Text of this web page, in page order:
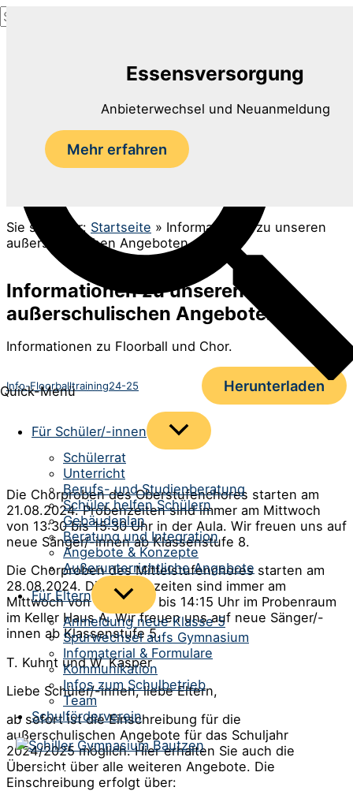
Zum
Inhalt
Suchen
nach:
Quick-Menü
Für Schüler/-innen
Menü
umschalten
Schülerrat
Unterricht
Berufs- und Studienberatung
Schüler helfen Schülern
Gebäudeplan
Beratung und Integration
Angebote & Konzepte
Außerunterrichtliche Angebote
Für Eltern
Menü
umschalten
Anmeldung neue Klasse 5
Spurwechsel aufs Gymnasium
Infomaterial & Formulare
Kommunikation
Infos zum Schulbetrieb
Team
Schulförderverein
Essensversorgung
Anbieterwechsel und Neuanmeldung
Mehr erfahren
Sie sind hier: Startseite » Informationen zu unseren
außerschulischen Angeboten
Informationen zu unseren
außerschulischen Angeboten
Informationen zu Floorball und Chor.
Info-Floorballtraining24-25 Herunterladen
Die Chorproben des Oberstufenchores starten am
21.08.2024. Probenzeiten sind immer am Mittwoch
von 13:30 bis 15:30 Uhr in der Aula. Wir freuen uns auf
neue Sänger/-innen ab Klassenstufe 8.
Die Chorproben des Mittelstufenchores starten am
28.08.2024. Die Probenzeiten sind immer am
Mittwoch von 13:30 Uhr bis 14:15 Uhr im Probenraum
im Keller Haus A. Wir freuen uns auf neue Sänger/-
innen ab Klassenstufe 5.
T. Kuhnt und W. Kasper
Liebe Schüler/-innen, liebe Eltern,
ab sofort ist die Einschreibung für die
außerschulischen Angebote für das Schuljahr
2024/2025 möglich. Hier erhalten Sie auch die
Übersicht über alle weiteren Angebote. Die
Einschreibung erfolgt über: